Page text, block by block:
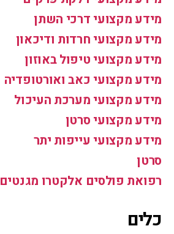
מידע מקצועי דרכי השתן
מידע מקצועי חרדות ודיכאון
מידע מקצועי טיפול באוזון
מידע מקצועי כאב ואורטופדיה
מידע מקצועי מערכת העיכול
מידע מקצועי סרטן
מידע מקצועי עייפות יתר
סרטן
רפואת פולסים אלקטרו מגנטים
כלים